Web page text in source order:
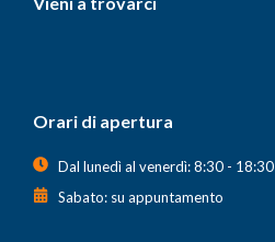
Orari di apertura
Dal lunedì al venerdì: 8:30 - 18:30
Sabato: su appuntamento